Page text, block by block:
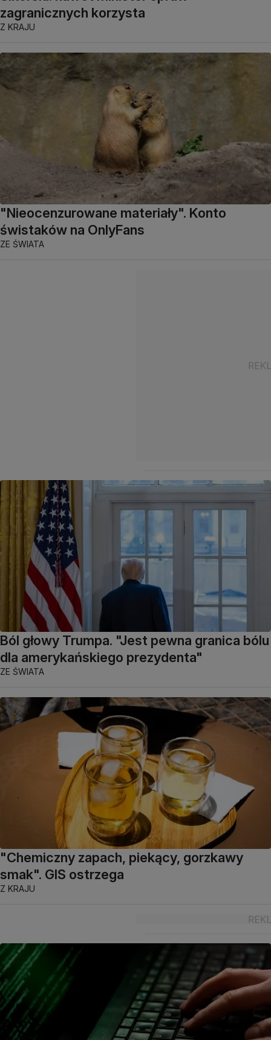
zagranicznych korzysta
Z KRAJU
"Nieocenzurowane materiały". Konto
świstaków na OnlyFans
ZE ŚWIATA
Ból głowy Trumpa. "Jest pewna granica bólu
dla amerykańskiego prezydenta"
ZE ŚWIATA
"Chemiczny zapach, piekący, gorzkawy
smak". GIS ostrzega
Z KRAJU